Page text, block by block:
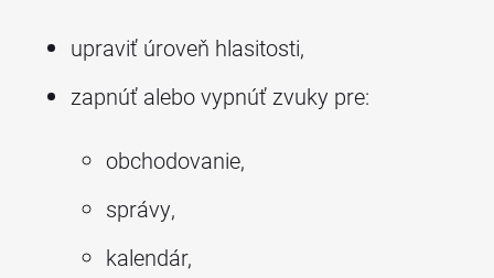
upraviť úroveň hlasitosti,
zapnúť alebo vypnúť zvuky pre:
obchodovanie,
správy,
kalendár,